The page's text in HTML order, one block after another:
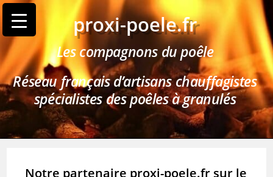
proxi-poele.fr
Les compagnons du poêle
Réseau français d’artisans chauffagistes
spécialistes des poêles à granulés
Notre partenaire proxi-poele.fr sur le